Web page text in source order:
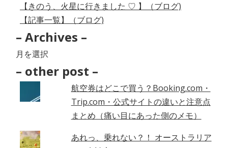
【きのう、火星に行きました ♡ 】（ブログ)
【記事一覧】（ブログ)
– Archives –
–
Archives
– other post –
航空券はどこで買う？Booking.com・
Trip.com・公式サイトの違いと注意点
まとめ（痛い目にあった側のメモ）
あれっ、乗れない？！ オーストラリア